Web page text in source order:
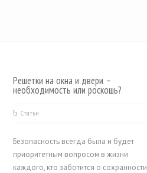
Решетки на окна и двери –
необходимость или роскошь?
Статьи
Безопасность всегда была и будет
приоритетным вопросом в жизни
каждого, кто заботится о сохранности